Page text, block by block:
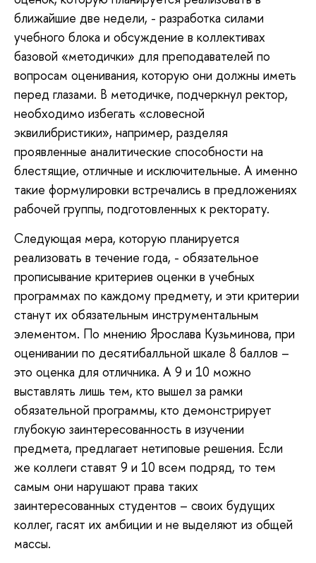
ближайшие две недели, - разработка силами
учебного блока и обсуждение в коллективах
базовой «методички» для преподавателей по
вопросам оценивания, которую они должны иметь
перед глазами. В методичке, подчеркнул ректор,
необходимо избегать «словесной
эквилибристики», например, разделяя
проявленные аналитические способности на
блестящие, отличные и исключительные. А именно
такие формулировки встречались в предложениях
рабочей группы, подготовленных к ректорату.
Следующая мера, которую планируется
реализовать в течение года, - обязательное
прописывание критериев оценки в учебных
программах по каждому предмету, и эти критерии
станут их обязательным инструментальным
элементом. По мнению Ярослава Кузьминова, при
оценивании по десятибалльной шкале 8 баллов –
это оценка для отличника. А 9 и 10 можно
выставлять лишь тем, кто вышел за рамки
обязательной программы, кто демонстрирует
глубокую заинтересованность в изучении
предмета, предлагает нетиповые решения. Если
же коллеги ставят 9 и 10 всем подряд, то тем
самым они нарушают права таких
заинтересованных студентов – своих будущих
коллег, гасят их амбиции и не выделяют из общей
массы.